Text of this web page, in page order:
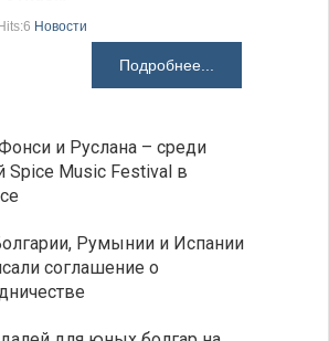
Новости
Подробнее...
и Руслана – среди
Spice Music Festival в
Румынии и Испании
соглашение о